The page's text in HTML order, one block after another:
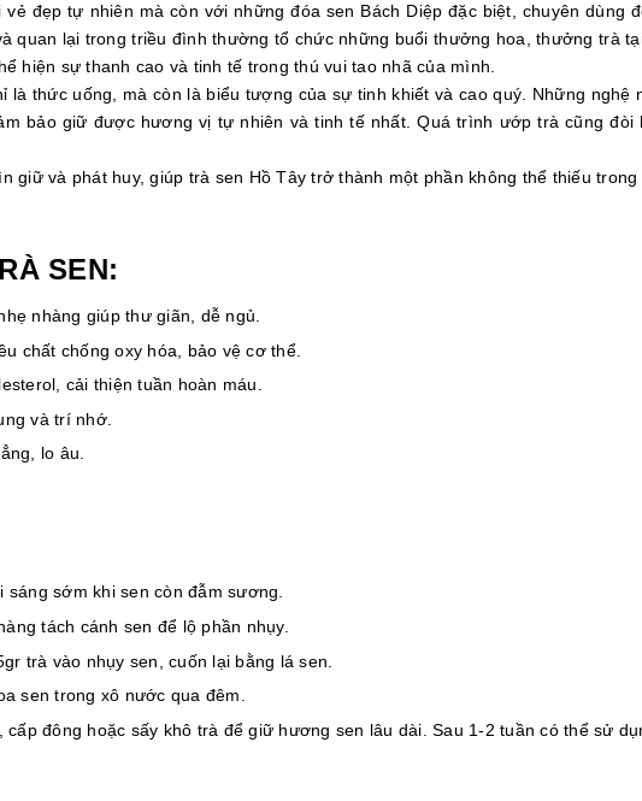
đẹp tự nhiên mà còn với những đóa sen Bách Diệp đặc biệt, chuyên
quan lại trong triều đình thường tổ chức những buổi thưởng hoa, thưởng trà
hiện sự thanh cao và tinh tế trong thú vui tao nhã của mình.
là thức uống, mà còn là biểu tượng của sự tinh khiết và cao quý. Những
bảo giữ được hương vị tự nhiên và tinh tế nhất. Quá trình ướp trà cũng
giữ và phát huy, giúp trà sen Hồ Tây trở thành một phần không thể thiếu
SEN:
nhàng giúp thư giãn, dễ ngủ.
chất chống oxy hóa, bảo vệ cơ thể.
cải thiện tuần hoàn máu.
và trí nhớ.
lo âu.
sáng sớm khi sen còn đẫm sương.
tách cánh sen để lộ phần nhụy.
trà vào nhụy sen, cuốn lại bằng lá sen.
sen trong xô nước qua đêm.
cấp đông hoặc sấy khô trà để giữ hương sen lâu dài. Sau 1-2 tuần có thể sử